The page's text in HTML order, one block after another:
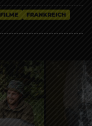
FILME
FRANKREICH